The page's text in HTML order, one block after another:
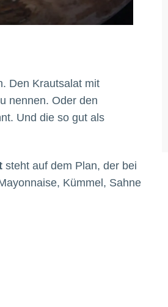
Den Krautsalat mit
nennen. Oder den
Und die so gut als
steht auf dem Plan, der bei
Kümmel, Sahne